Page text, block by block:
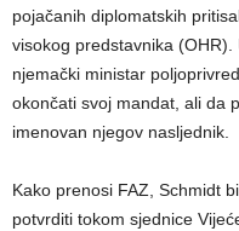
pojačanih diplomatskih
visokog predstavnika
njemački ministar
okončati svoj mandat, ali da
imenovan njegov nasljednik.
Kako prenosi FAZ, Schmidt
potvrditi tokom sjednice